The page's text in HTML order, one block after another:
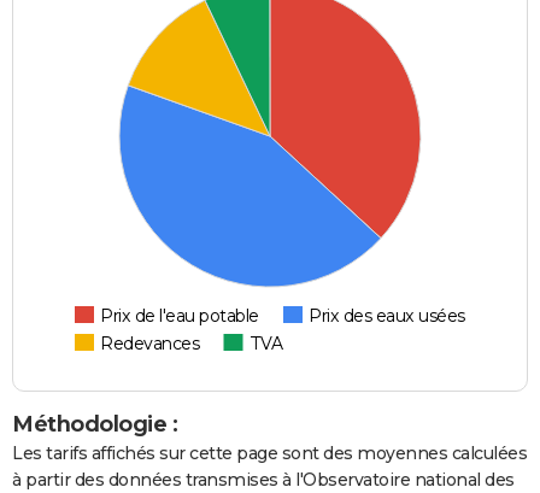
Prix de l'eau potable
Prix des eaux usées
Redevances
TVA
Méthodologie :
Les tarifs affichés sur cette page sont des moyennes calculées
à partir des données transmises à l'Observatoire national des